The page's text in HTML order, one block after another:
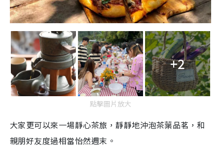
+2
點擊圖片放大
大家更可以來一場靜心茶旅，靜靜地沖泡茶葉品茗，和
親朋好友度過相當怡然週末。